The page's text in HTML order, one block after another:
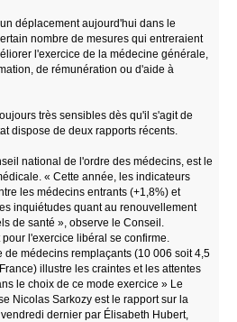
déplacement aujourd'hui dans le
nombre de mesures qui entreraient
l'exercice de la médecine générale,
de rémunération ou d'aide à
très sensibles dès qu'il s'agit de
dispose de deux rapports récents.
national de l'ordre des médecins, est le
« Cette année, les indicateurs
les médecins entrants (+1,8%) et
inquiétudes quant au renouvellement
de santé », observe le Conseil.
l'exercice libéral se confirme.
de médecins remplaçants (10 006 soit 4,5
illustre les craintes et les attentes
le choix de ce mode exercice » Le
Nicolas Sarkozy est le rapport sur la
dernier par Élisabeth Hubert,